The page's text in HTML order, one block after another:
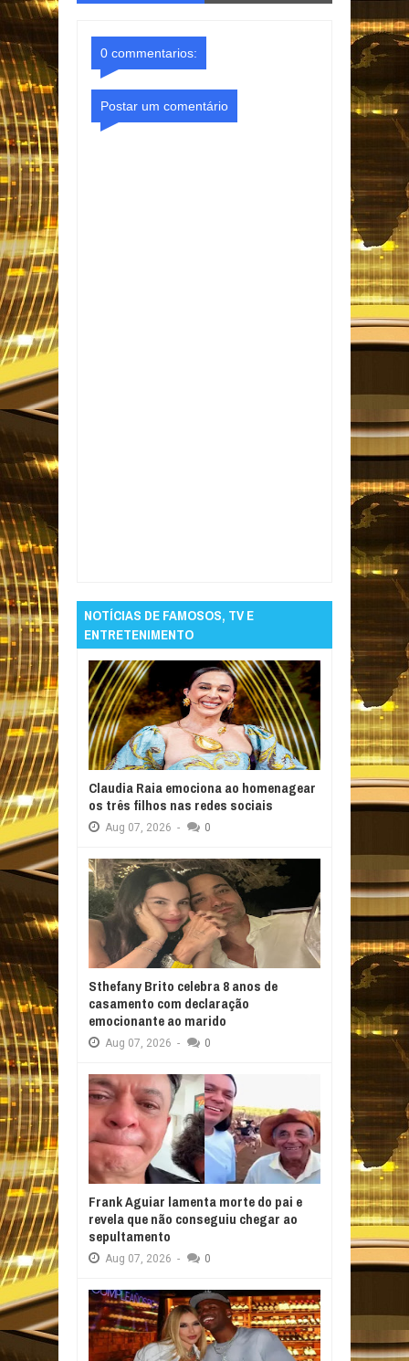
0 commentarios:
Postar um comentário
NOTÍCIAS DE FAMOSOS, TV E
ENTRETENIMENTO
Claudia Raia emociona ao homenagear
os três filhos nas redes sociais
Aug 07, 2026 - 0
Sthefany Brito celebra 8 anos de
casamento com declaração
emocionante ao marido
Aug 07, 2026 - 0
Frank Aguiar lamenta morte do pai e
revela que não conseguiu chegar ao
sepultamento
Aug 07, 2026 - 0